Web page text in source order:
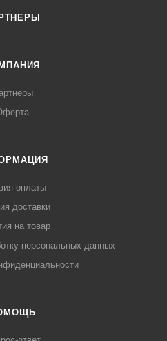
оплаты
доставки
на товар
персональных данных